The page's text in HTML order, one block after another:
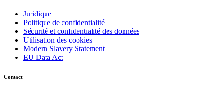
Juridique
Politique de confidentialité
Sécurité et confidentialité des données
Utilisation des cookies
Modern Slavery Statement
EU Data Act
Contact